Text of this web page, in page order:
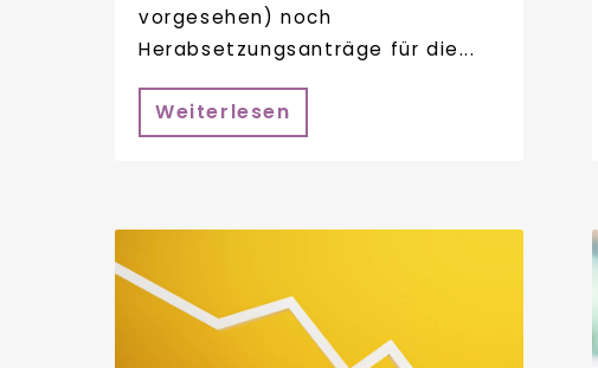
vorgesehen) noch
Herabsetzungsanträge für die...
Weiterlesen